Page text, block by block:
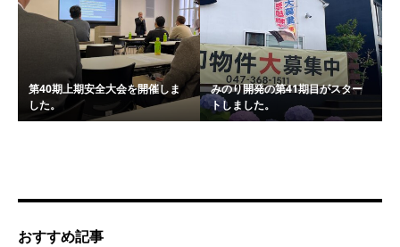
第40期上期安全大会を開催しま
した。
みのり開発の第41期目がスター
トしました。
おすすめ記事